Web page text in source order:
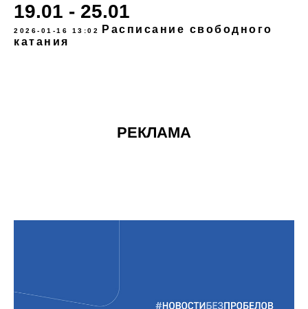
19.01 - 25.01
2026-01-16 13:02
Расписание свободного
катания
РЕКЛАМА